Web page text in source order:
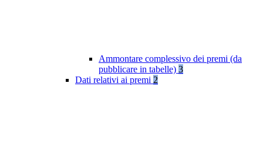
Ammontare complessivo dei premi (da
pubblicare in tabelle) 3
Dati relativi ai premi 2